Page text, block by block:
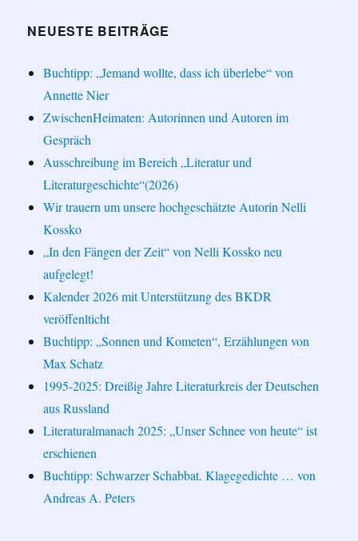
NEUESTE BEITRÄGE
Buchtipp: „Jemand wollte, dass ich überlebe“ von
Annette Nier
ZwischenHeimaten: Autorinnen und Autoren im
Gespräch
Ausschreibung im Bereich „Literatur und
Literaturgeschichte“(2026)
Wir trauern um unsere hochgeschätzte Autorin Nelli
Kossko
„In den Fängen der Zeit“ von Nelli Kossko neu
aufgelegt!
Kalender 2026 mit Unterstützung des BKDR
veröffenlticht
Buchtipp: „Sonnen und Kometen“, Erzählungen von
Max Schatz
1995-2025: Dreißig Jahre Literaturkreis der Deutschen
aus Russland
Literaturalmanach 2025: „Unser Schnee von heute“ ist
erschienen
Buchtipp: Schwarzer Schabbat. Klagegedichte … von
Andreas A. Peters